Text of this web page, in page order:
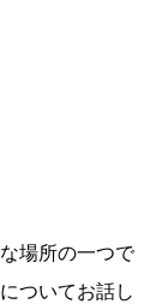
場所の一つで
ついてお話し